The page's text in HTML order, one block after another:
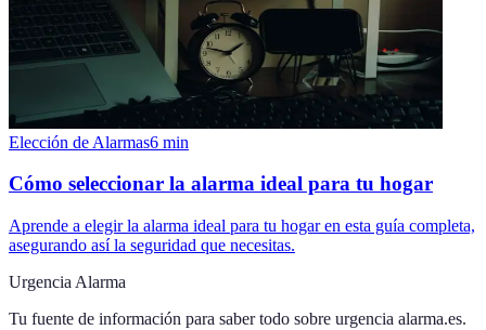
Elección de Alarmas6 min
Cómo seleccionar la alarma ideal para tu hogar
Aprende a elegir la alarma ideal para tu hogar en esta guía completa,
asegurando así la seguridad que necesitas.
Urgencia Alarma
Tu fuente de información para saber todo sobre urgencia alarma.es.